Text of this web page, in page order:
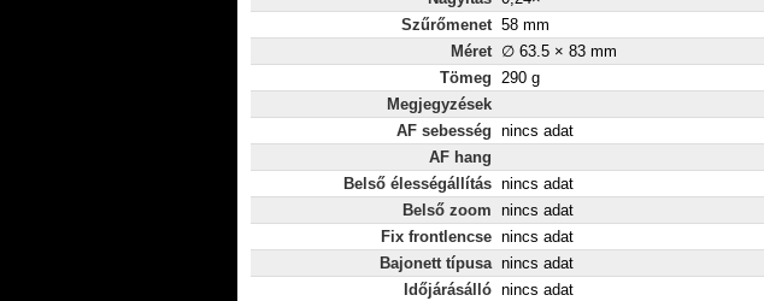
Szűrőmenet 58 mm
Méret ∅ 63.5 × 83 mm
Tömeg 290 g
Megjegyzések
AF sebesség nincs adat
AF hang
Belső élességállítás nincs adat
Belső zoom nincs adat
Fix frontlencse nincs adat
Bajonett típusa nincs adat
Időjárásálló nincs adat